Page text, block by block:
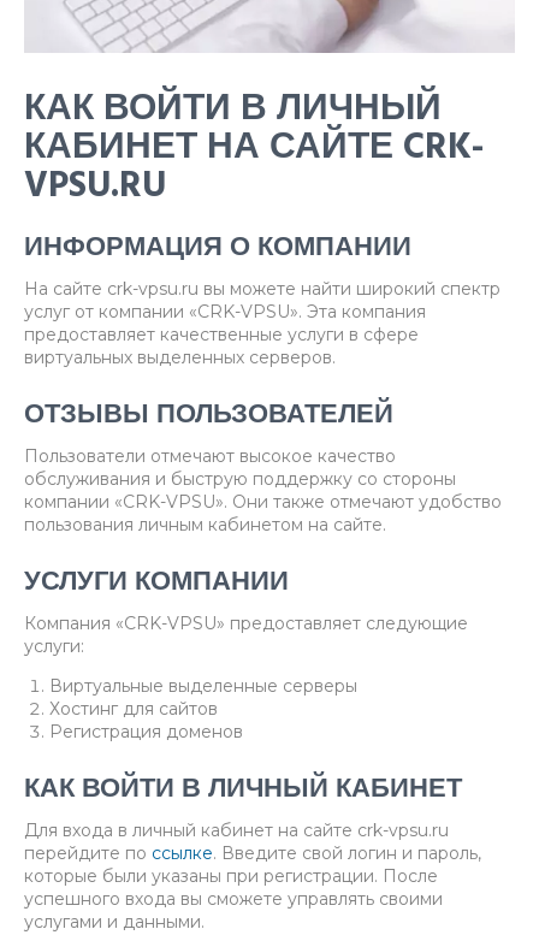
КАК ВОЙТИ В ЛИЧНЫЙ
КАБИНЕТ НА САЙТЕ CRK-
VPSU.RU
ИНФОРМАЦИЯ О КОМПАНИИ
На сайте crk-vpsu.ru вы можете найти широкий спектр
услуг от компании «CRK-VPSU». Эта компания
предоставляет качественные услуги в сфере
виртуальных выделенных серверов.
ОТЗЫВЫ ПОЛЬЗОВАТЕЛЕЙ
Пользователи отмечают высокое качество
обслуживания и быструю поддержку со стороны
компании «CRK-VPSU». Они также отмечают удобство
пользования личным кабинетом на сайте.
УСЛУГИ КОМПАНИИ
Компания «CRK-VPSU» предоставляет следующие
услуги:
Виртуальные выделенные серверы
Хостинг для сайтов
Регистрация доменов
КАК ВОЙТИ В ЛИЧНЫЙ КАБИНЕТ
Для входа в личный кабинет на сайте crk-vpsu.ru
перейдите по ссылке. Введите свой логин и пароль,
которые были указаны при регистрации. После
успешного входа вы сможете управлять своими
услугами и данными.